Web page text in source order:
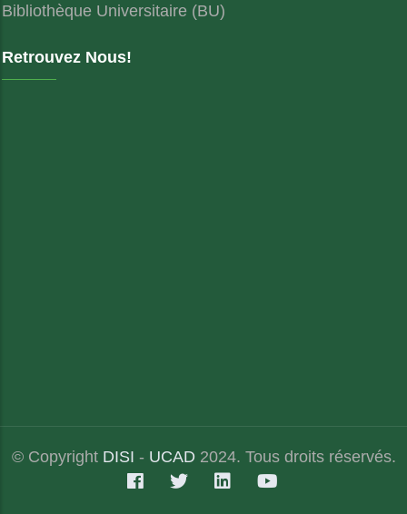
Bibliothèque Universitaire (BU)
Retrouvez Nous!
© Copyright DISI - UCAD 2024. Tous droits réservés.